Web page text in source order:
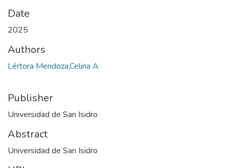
Date
2025
Authors
Lértora Mendoza,Celina A
Publisher
Universidad de San Isidro
Abstract
Universidad de San Isidro